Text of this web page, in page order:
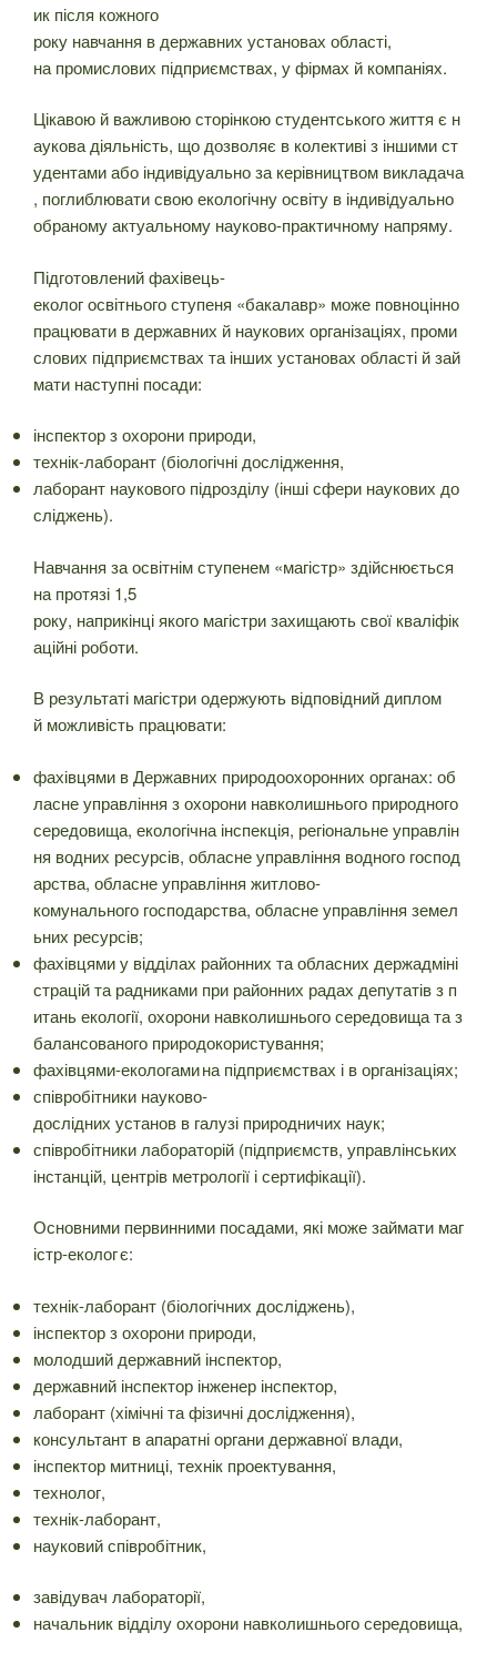
ик після кожного
року навчання в державних установах області,
на промислових підприємствах, у фірмах й компаніях.
Цікавою й важливою сторінкою студентського життя є н
аукова діяльність, що дозволяє в колективі з іншими ст
удентами або індивідуально за керівництвом викладача
, поглиблювати свою екологічну освіту в індивідуально
обраному актуальному науково-практичному напряму.
Підготовлений фахівець-
еколог освітнього ступеня «бакалавр» може повноцінно
працювати в державних й наукових організаціях, проми
слових підприємствах та інших установах області й зай
мати наступні посади:
інспектор з охорони природи,
технік-лаборант (біологічні дослідження,
лаборант наукового підрозділу (інші сфери наукових до
сліджень).
Навчання за освітнім ступенем «магістр» здійснюється
на протязі 1,5
року, наприкінці якого магістри захищають свої кваліфік
аційні роботи.
В результаті магістри одержують відповідний диплом
й можливість працювати:
фахівцями в Державних природоохоронних органах: об
ласне управління з охорони навколишнього природного
середовища, екологічна інспекція, регіональне управлін
ня водних ресурсів, обласне управління водного господ
арства, обласне управління житлово-
комунального господарства, обласне управління земел
ьних ресурсів;
фахівцями у відділах районних та обласних держадміні
страцій та радниками при районних радах депутатів з п
итань екології, охорони навколишнього середовища та з
балансованого природокористування;
фахівцями-екологами на підприємствах і в організаціях;
співробітники науково-
дослідних установ в галузі природничих наук;
співробітники лабораторій (підприємств, управлінських
інстанцій, центрів метрології і сертифікації).
Основними первинними посадами, які може займати маг
істр-еколог є:
технік-лаборант (біологічних досліджень),
інспектор з охорони природи,
молодший державний інспектор,
державний інспектор інженер інспектор,
лаборант (хімічні та фізичні дослідження),
консультант в апаратні органи державної влади,
інспектор митниці, технік проектування,
технолог,
технік-лаборант,
науковий співробітник,
завідувач лабораторії,
начальник відділу охорони навколишнього середовища,